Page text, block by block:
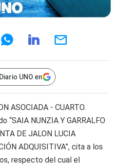
UNO en
ASOCIADA - CUARTO.
“SAIA NUNZIA Y GARRALFO
DE JALON LUCIA
ADQUISITIVA”, cita a los
respecto del cual el